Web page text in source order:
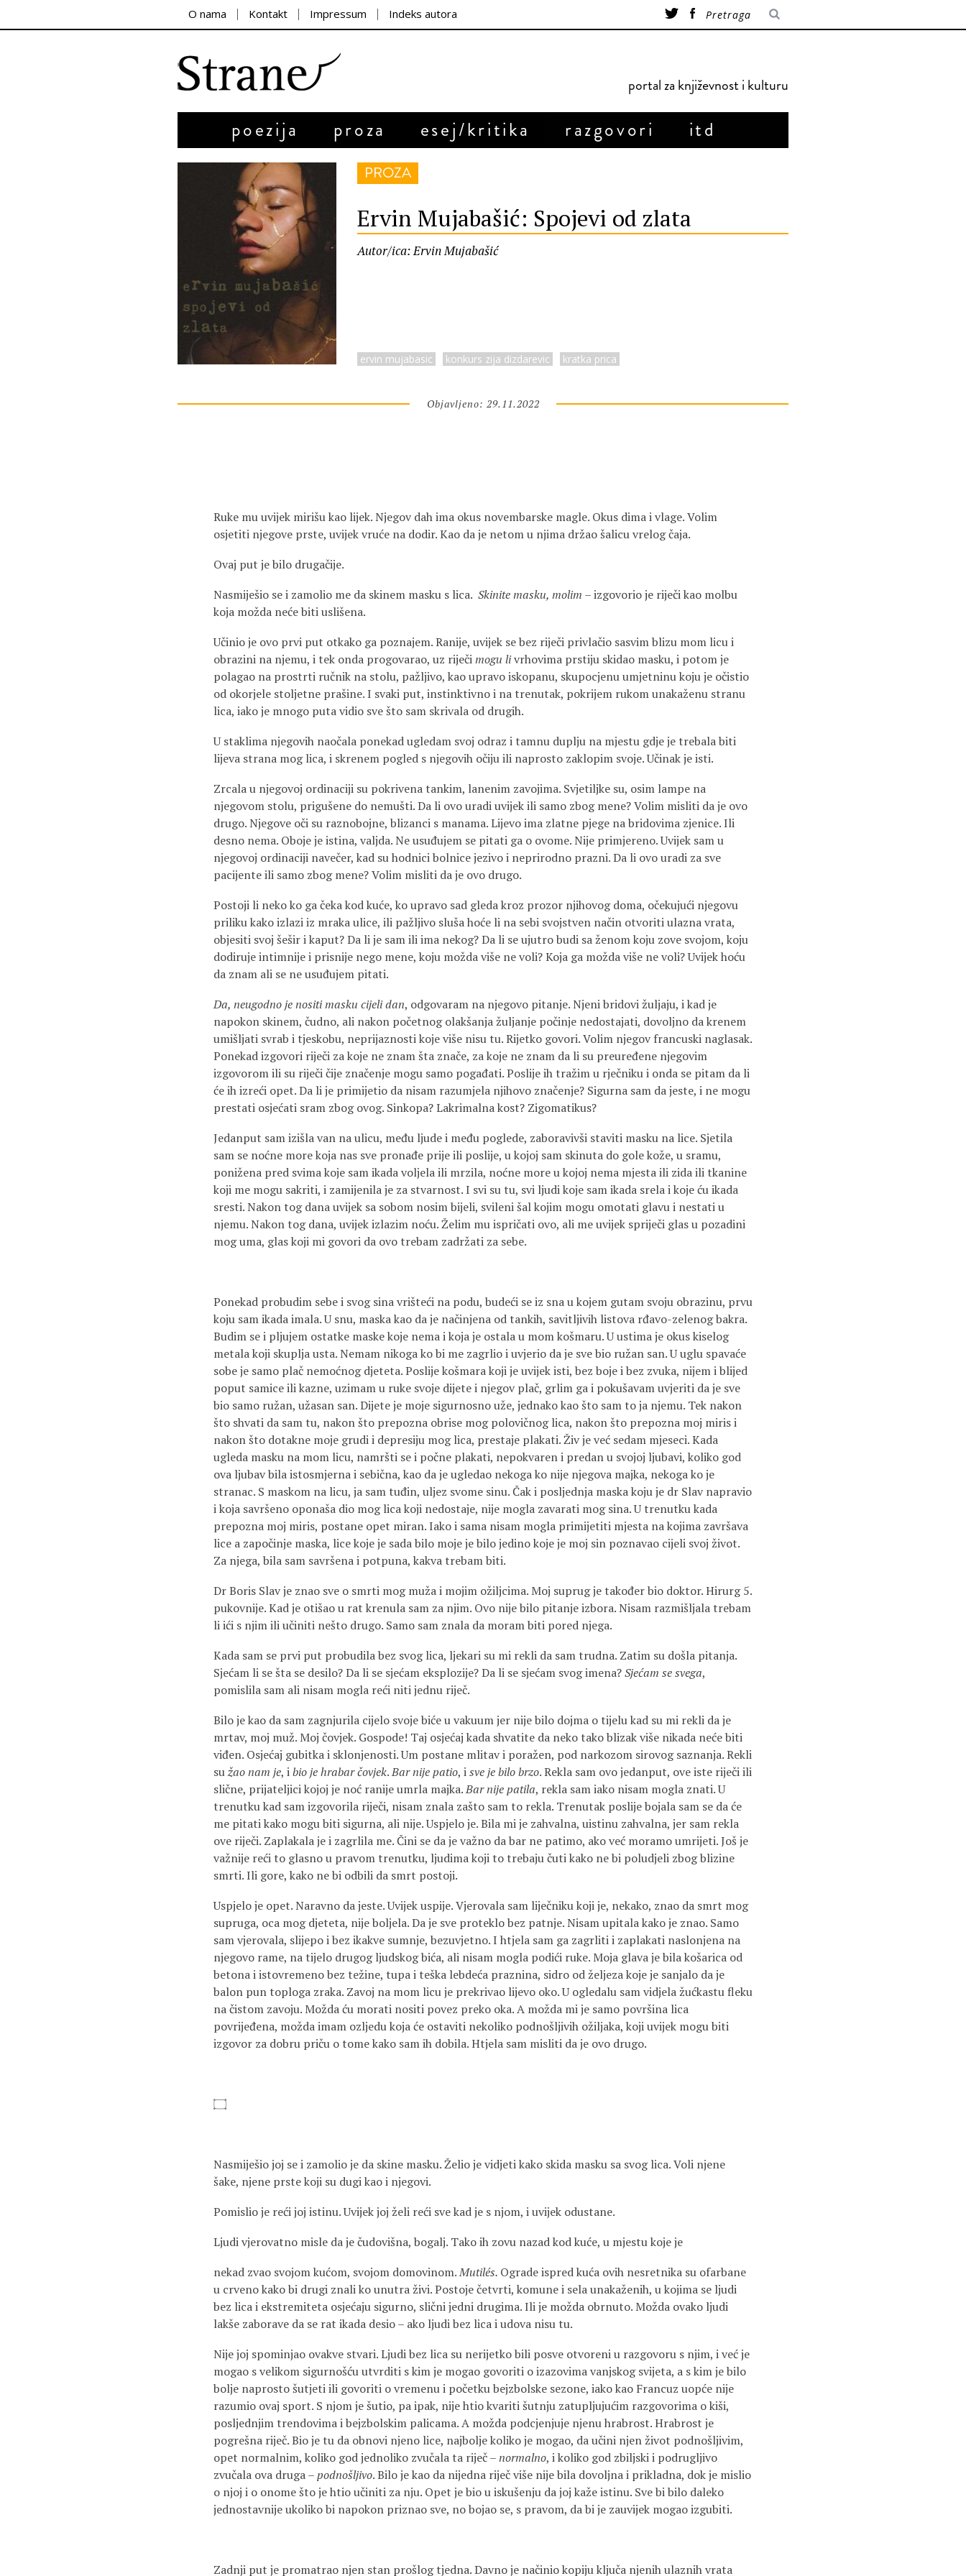
O nama Kontakt Impressum Indeks autora
portal za književnost i kulturu
poezija proza esej/kritika razgovori itd
PROZA
Ervin Mujabašić: Spojevi od zlata
Autor/ica: Ervin Mujabašić
ervin mujabasic konkurs zija dizdarevic kratka prica
Objavljeno: 29.11.2022
Ruke mu uvijek mirišu kao lijek. Njegov dah ima okus novembarske magle. Okus dima i vlage. Volim
osjetiti njegove prste, uvijek vruće na dodir. Kao da je netom u njima držao šalicu vrelog čaja.
Ovaj put je bilo drugačije.
Nasmiješio se i zamolio me da skinem masku s lica. Skinite masku, molim – izgovorio je riječi kao molbu
koja možda neće biti uslišena.
Učinio je ovo prvi put otkako ga poznajem. Ranije, uvijek se bez riječi privlačio sasvim blizu mom licu i
obrazini na njemu, i tek onda progovarao, uz riječimogu livrhovima prstiju skidao masku, i potom je
polagao na prostrti ručnik na stolu, pažljivo, kao upravo iskopanu, skupocjenu umjetninu koju je očistio
od okorjele stoljetne prašine. I svaki put, instinktivno i na trenutak, pokrijem rukom unakaženu stranu
lica, iako je mnogo puta vidio sve što sam skrivala od drugih.
U staklima njegovih naočala ponekad ugledam svoj odraz i tamnu duplju na mjestu gdje je trebala biti
lijeva strana mog lica, i skrenem pogled s njegovih očiju ili naprosto zaklopim svoje. Učinak je isti.
Zrcala u njegovoj ordinaciji su pokrivena tankim, lanenim zavojima. Svjetiljke su, osim lampe na
njegovom stolu, prigušene do nemušti. Da li ovo uradi uvijek ili samo zbog mene? Volim misliti da je ovo
drugo. Njegove oči su raznobojne, blizanci s manama. Lijevo ima zlatne pjege na bridovima zjenice. Ili
desno nema. Oboje je istina, valjda. Ne usuđujem se pitati ga o ovome. Nije primjereno. Uvijek sam u
njegovoj ordinaciji navečer, kad su hodnici bolnice jezivo i neprirodno prazni. Da li ovo uradi za sve
pacijente ili samo zbog mene? Volim misliti da je ovo drugo.
Postoji li neko ko ga čeka kod kuće, ko upravo sad gleda kroz prozor njihovog doma, očekujući njegovu
priliku kako izlazi iz mraka ulice, ili pažljivo sluša hoće li na sebi svojstven način otvoriti ulazna vrata,
objesiti svoj šešir i kaput? Da li je sam ili ima nekog? Da li se ujutro budi sa ženom koju zove svojom, koju
dodiruje intimnije i prisnije nego mene, koju možda više ne voli? Koja ga možda više ne voli? Uvijek hoću
da znam ali se ne usuđujem pitati.
Da, neugodno je nositi masku cijeli dan, odgovaram na njegovo pitanje. Njeni bridovi žuljaju, i kad je
napokon skinem, čudno, ali nakon početnog olakšanja žuljanje počinje nedostajati, dovoljno da krenem
umišljati svrab i tjeskobu, neprijaznosti koje više nisu tu. Rijetko govori. Volim njegov francuski naglasak.
Ponekad izgovori riječi za koje ne znam šta znače, za koje ne znam da li su preuređene njegovim
izgovorom ili su riječi čije značenje mogu samo pogađati. Poslije ih tražim u rječniku i onda se pitam da li
će ih izreći opet. Da li je primijetio da nisam razumjela njihovo značenje? Sigurna sam da jeste, i ne mogu
prestati osjećati sram zbog ovog. Sinkopa? Lakrimalna kost? Zigomatikus?
Jedanput sam izišla van na ulicu, među ljude i među poglede, zaboravivši staviti masku na lice. Sjetila
sam se noćne more koja nas sve pronađe prije ili poslije, u kojoj sam skinuta do gole kože, u sramu,
ponižena pred svima koje sam ikada voljela ili mrzila, noćne more u kojoj nema mjesta ili zida ili tkanine
koji me mogu sakriti, i zamijenila je za stvarnost. I svi su tu, svi ljudi koje sam ikada srela i koje ću ikada
sresti. Nakon tog dana uvijek sa sobom nosim bijeli, svileni šal kojim mogu omotati glavu i nestati u
njemu. Nakon tog dana, uvijek izlazim noću. Želim mu ispričati ovo, ali me uvijek spriječi glas u pozadini
mog uma, glas koji mi govori da ovo trebam zadržati za sebe.
Ponekad probudim sebe i svog sina vrišteći na podu, budeći se iz sna u kojem gutam svoju obrazinu, prvu
koju sam ikada imala. U snu, maska kao da je načinjena od tankih, savitljivih listova rđavo-zelenog bakra.
Budim se i pljujem ostatke maske koje nema i koja je ostala u mom košmaru. U ustima je okus kiselog
metala koji skuplja usta. Nemam nikoga ko bi me zagrlio i uvjerio da je sve bio ružan san. U uglu spavaće
sobe je samo plač nemoćnog djeteta. Poslije košmara koji je uvijek isti, bez boje i bez zvuka, nijem i blijed
poput samice ili kazne, uzimam u ruke svoje dijete i njegov plač, grlim ga i pokušavam uvjeriti da je sve
bio samo ružan, užasan san. Dijete je moje sigurnosno uže, jednako kao što sam to ja njemu. Tek nakon
što shvati da sam tu, nakon što prepozna obrise mog polovičnog lica, nakon što prepozna moj miris i
nakon što dotakne moje grudi i depresiju mog lica, prestaje plakati. Živ je već sedam mjeseci. Kada
ugleda masku na mom licu, namršti se i počne plakati, nepokvaren i predan u svojoj ljubavi, koliko god
ova ljubav bila istosmjerna i sebična, kao da je ugledao nekoga ko nije njegova majka, nekoga ko je
stranac. S maskom na licu, ja sam tuđin, uljez svome sinu. Čak i posljednja maska koju je dr Slav napravio
i koja savršeno oponaša dio mog lica koji nedostaje, nije mogla zavarati mog sina. U trenutku kada
prepozna moj miris, postane opet miran. Iako i sama nisam mogla primijetiti mjesta na kojima završava
lice a započinje maska, lice koje je sada bilo moje je bilo jedino koje je moj sin poznavao cijeli svoj život.
Za njega, bila sam savršena i potpuna, kakva trebam biti.
Dr Boris Slav je znao sve o smrti mog muža i mojim ožiljcima. Moj suprug je također bio doktor. Hirurg 5.
pukovnije. Kad je otišao u rat krenula sam za njim. Ovo nije bilo pitanje izbora. Nisam razmišljala trebam
li ići s njim ili učiniti nešto drugo. Samo sam znala da moram biti pored njega.
Kada sam se prvi put probudila bez svog lica, ljekari su mi rekli da sam trudna. Zatim su došla pitanja.
Sjećam li se šta se desilo? Da li se sjećam eksplozije? Da li se sjećam svog imena?Sjećam se svega,
pomislila sam ali nisam mogla reći niti jednu riječ.
Bilo je kao da sam zagnjurila cijelo svoje biće u vakuum jer nije bilo dojma o tijelu kad su mi rekli da je
mrtav, moj muž. Moj čovjek. Gospode! Taj osjećaj kada shvatite da neko tako blizak više nikada neće biti
viđen. Osjećaj gubitka i sklonjenosti. Um postane mlitav i poražen, pod narkozom sirovog saznanja. Rekli
sužao nam je, ibio je hrabar čovjek.Bar nije patio, isve je bilo brzo. Rekla sam ovo jedanput, ove iste riječi ili
slične, prijateljici kojoj je noć ranije umrla majka.Bar nije patila, rekla sam iako nisam mogla znati. U
trenutku kad sam izgovorila riječi, nisam znala zašto sam to rekla. Trenutak poslije bojala sam se da će
me pitati kako mogu biti sigurna, ali nije. Uspjelo je. Bila mi je zahvalna, uistinu zahvalna, jer sam rekla
ove riječi. Zaplakala je i zagrlila me. Čini se da je važno da bar ne patimo, ako već moramo umrijeti. Još je
važnije reći to glasno u pravom trenutku, ljudima koji to trebaju čuti kako ne bi poludjeli zbog blizine
smrti. Ili gore, kako ne bi odbili da smrt postoji.
Uspjelo je opet. Naravno da jeste. Uvijek uspije. Vjerovala sam liječniku koji je, nekako, znao da smrt mog
supruga, oca mog djeteta, nije boljela. Da je sve proteklo bez patnje. Nisam upitala kako je znao. Samo
sam vjerovala, slijepo i bez ikakve sumnje, bezuvjetno. I htjela sam ga zagrliti i zaplakati naslonjena na
njegovo rame, na tijelo drugog ljudskog bića, ali nisam mogla podići ruke. Moja glava je bila košarica od
betona i istovremeno bez težine, tupa i teška lebdeća praznina, sidro od željeza koje je sanjalo da je
balon pun toploga zraka. Zavoj na mom licu je prekrivao lijevo oko. U ogledalu sam vidjela žućkastu fleku
na čistom zavoju. Možda ću morati nositi povez preko oka. A možda mi je samo površina lica
povrijeđena, možda imam ozljedu koja će ostaviti nekoliko podnošljivih ožiljaka, koji uvijek mogu biti
izgovor za dobru priču o tome kako sam ih dobila. Htjela sam misliti da je ovo drugo.
۝
Nasmiješio joj se i zamolio je da skine masku. Želio je vidjeti kako skida masku sa svog lica. Voli njene
šake, njene prste koji su dugi kao i njegovi.
Pomislio je reći joj istinu. Uvijek joj želi reći sve kad je s njom, i uvijek odustane.
Ljudi vjerovatno misle da je čudovišna, bogalj. Tako ih zovu nazad kod kuće, u mjestu koje je
nekad zvao svojom kućom, svojom domovinom.Mutilés. Ograde ispred kuća ovih nesretnika su ofarbane
u crveno kako bi drugi znali ko unutra živi. Postoje četvrti, komune i sela unakaženih, u kojima se ljudi
bez lica i ekstremiteta osjećaju sigurno, slični jedni drugima. Ili je možda obrnuto. Možda ovako ljudi
lakše zaborave da se rat ikada desio – ako ljudi bez lica i udova nisu tu.
Nije joj spominjao ovakve stvari. Ljudi bez lica su nerijetko bili posve otvoreni u razgovoru s njim, i već je
mogao s velikom sigurnošću utvrditi s kim je mogao govoriti o izazovima vanjskog svijeta, a s kim je bilo
bolje naprosto šutjeti ili govoriti o vremenu i početku bejzbolske sezone, iako kao Francuz uopće nije
razumio ovaj sport. S njom je šutio, pa ipak, nije htio kvariti šutnju zatupljujućim razgovorima o kiši,
posljednjim trendovima i bejzbolskim palicama. A možda podcjenjuje njenu hrabrost. Hrabrost je
pogrešna riječ. Bio je tu da obnovi njeno lice, najbolje koliko je mogao, da učini njen život podnošljivim,
opet normalnim, koliko god jednoliko zvučala ta riječ –normalno, i koliko god zbiljski i podrugljivo
zvučala ova druga –podnošljivo. Bilo je kao da nijedna riječ više nije bila dovoljna i prikladna, dok je mislio
o njoj i o onome što je htio učiniti za nju. Opet je bio u iskušenju da joj kaže istinu. Sve bi bilo daleko
jednostavnije ukoliko bi napokon priznao sve, no bojao se, s pravom, da bi je zauvijek mogao izgubiti.
Zadnji put je promatrao njen stan prošlog tjedna. Davno je načinio kopiju ključa njenih ulaznih vrata